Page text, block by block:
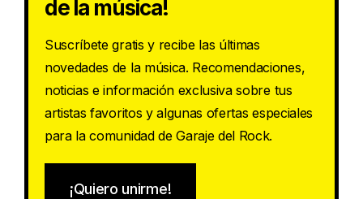
de la música!
Suscríbete gratis y recibe las últimas
novedades de la música. Recomendaciones,
noticias e información exclusiva sobre tus
artistas favoritos y algunas ofertas especiales
para la comunidad de Garaje del Rock.
¡Quiero unirme!